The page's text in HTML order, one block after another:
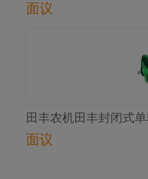
面议
田丰农机田丰封闭式
面议